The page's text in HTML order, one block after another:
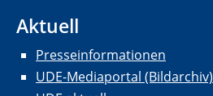
Aktuell
Presseinformationen
UDE-Mediaportal (Bildarchiv)